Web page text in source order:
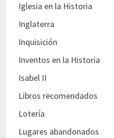
Iglesia en la Historia
Inglaterra
Inquisición
Inventos en la Historia
Isabel II
Libros recomendados
Lotería
Lugares abandonados